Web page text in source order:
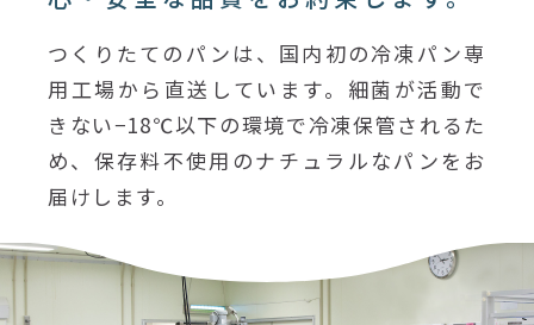
つくりたてのパンは、国内初の冷凍パン専
用工場から直送しています。細菌が活動で
きない−18℃以下の環境で冷凍保管されるた
め、保存料不使用のナチュラルなパンをお
届けします。